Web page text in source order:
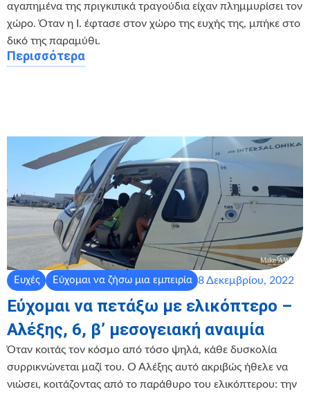
αγαπημένα της πριγκιπικά τραγούδια είχαν πλημμυρίσει τον
χώρο. Όταν η Ι. έφτασε στον χώρο της ευχής της, μπήκε στο
δικό της παραμύθι.
Περισσότερα
Ευχές Εύχομαι να ζήσω μια εμπειρία 8 Δεκεμβρίου, 2022
Εύχομαι να πετάξω με ελικόπτερο –
Αλέξης, 6, β’ μεσογειακή αναιμία
Όταν κοιτάς τον κόσμο από τόσο ψηλά, κάθε δυσκολία
συρρικνώνεται μαζί του. Ο Αλέξης αυτό ακριβώς ήθελε να
νιώσει, κοιτάζοντας από το παράθυρο του ελικόπτερου: την